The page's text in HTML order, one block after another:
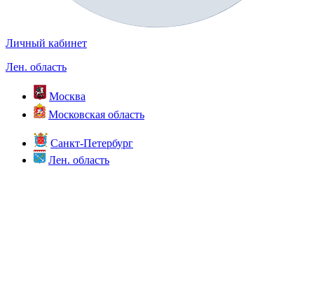
Личный кабинет
Лен. область
Москва
Московская область
Санкт-Петербург
Лен. область